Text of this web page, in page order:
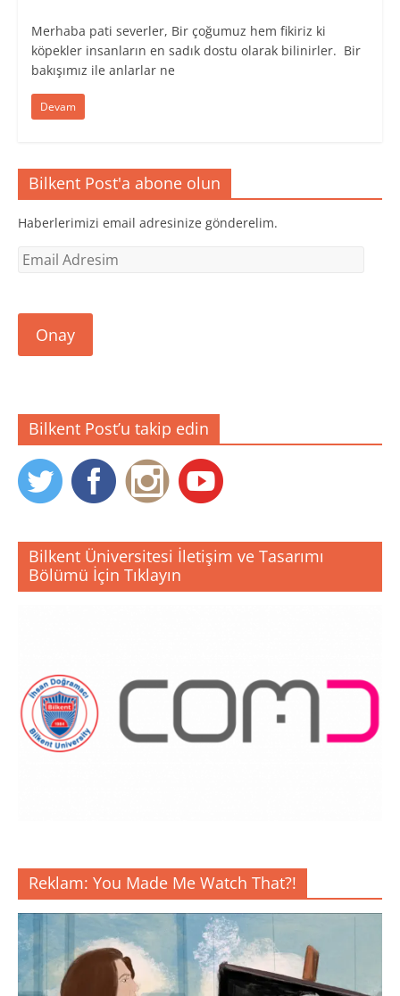
Merhaba pati severler, Bir çoğumuz hem fikiriz ki
köpekler insanların en sadık dostu olarak bilinirler. Bir
bakışımız ile anlarlar ne
Devam
Bilkent Post'a abone olun
Haberlerimizi email adresinize gönderelim.
Email
Onay
Bilkent Post’u takip edin
Bilkent Üniversitesi İletişim ve Tasarımı
Bölümü İçin Tıklayın
Reklam: You Made Me Watch That?!